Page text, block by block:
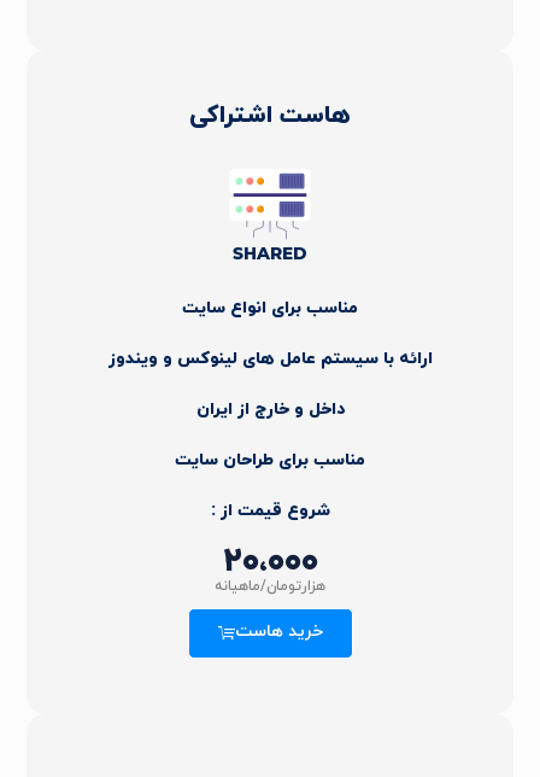
هاست اشتراکی
SHARED
مناسب برای انواع سایت
ارائه با سیستم عامل های لینوکس و ویندوز
داخل و خارج از ایران
مناسب برای طراحان سایت
شروع قیمت از :
۲۰،۰۰۰
هزارتومان/ماهیانه
خرید هاست